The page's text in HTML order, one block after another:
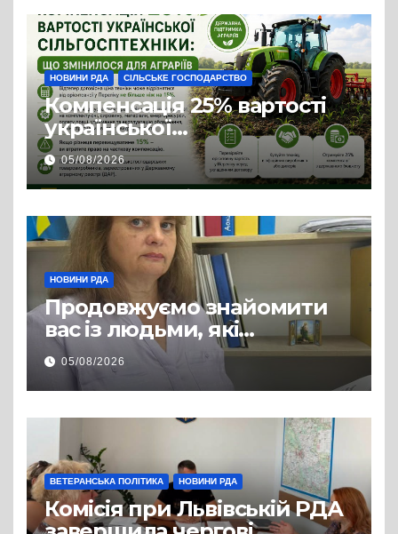
НОВИНИ РДА СІЛЬСЬКЕ ГОСПОДАРСТВО
Компенсація 25% вартості
української
сільгосптехніки: що
змінилося для аграріїв
05/08/2026
НОВИНИ РДА
Продовжуємо знайомити
вас із людьми, які
допомагають нашим
захисникам і захисницям
повертатися до цивільного
життя
05/08/2026
ВЕТЕРАНСЬКА ПОЛІТИКА НОВИНИ РДА
Комісія при Львівській РДА